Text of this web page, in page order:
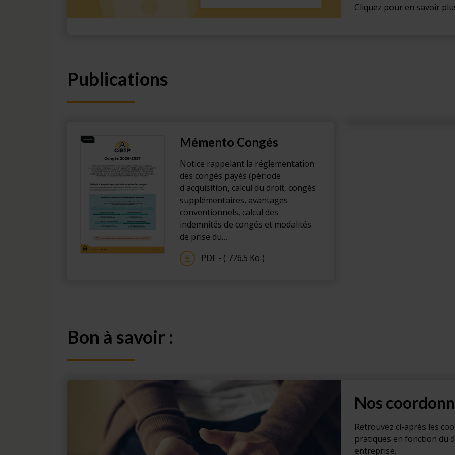
Cliquez pour en savoir
Publications
Mémento Congés
Notice rappelant la réglementation
des congés payés (période
d'acquisition, calcul du droit, congés
supplémentaires, avantages
conventionnels, calcul des
indemnités de congés et modalités
de prise du…
PDF - ( 776.5 Ko )
Bon à savoir :
Nos
Retrouvez ci-après les
pratiques en fonction du
entreprise.